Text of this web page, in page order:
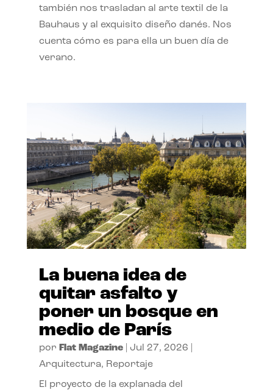
también nos trasladan al arte textil de la
Bauhaus y al exquisito diseño danés. Nos
cuenta cómo es para ella un buen día de
verano.
La buena idea de
quitar asfalto y
poner un bosque en
medio de París
por Flat Magazine| Jul 27, 2026
Arquitectura, Reportaje
El proyecto de la explanada del